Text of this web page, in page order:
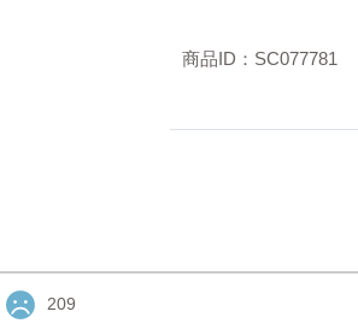
商品ID：SC077781
209